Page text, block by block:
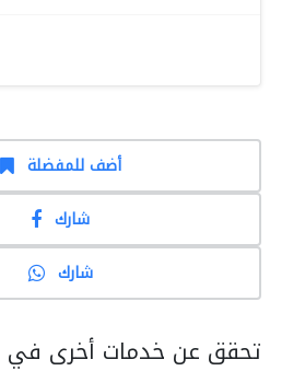
أضف للمفضلة
شارك
شارك
تحقق عن خدمات أخرى في